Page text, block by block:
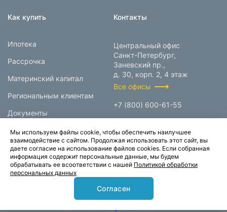
Как купить
Ипотека
Рассрочка
Материнский капитал
Региональным клиентам
Документы
Контакты
Центральный офис
Санкт-Петербург,
Заневский пр.,
д. 30, корп. 2, 4 этаж
Все офисы
+7 (800) 600-61-55
© 1995-2026.
Группа компаний «Прок»
Политика конфиденциальности
Мы используем файлы cookie, чтобы обеспечить наилучшее
взаимодействие с сайтом. Продолжая использовать этот сайт, вы
даете согласие на использование файлов cookies. Если собранная
информация содержит персональные данные, мы будем
обрабатывать ее всоответствии с нашей Политикой обработки
персональных данных
Согласен